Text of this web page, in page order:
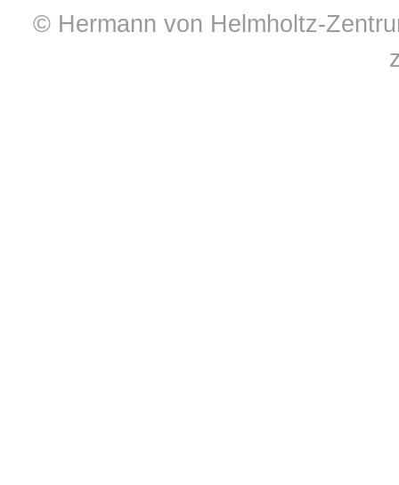
© Hermann von Helmholtz-